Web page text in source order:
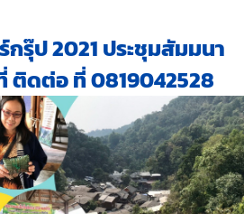
รุ๊ป 2021 ประชุมสัมมนา
ติดต่อ ที่ 0819042528